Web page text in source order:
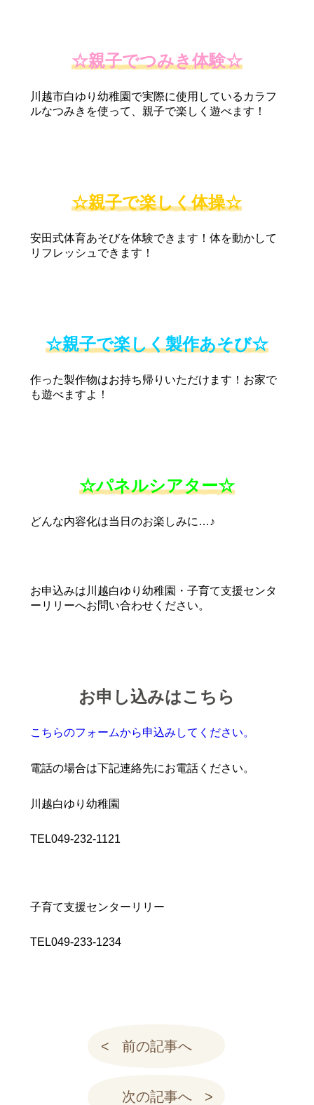
☆親子でつみき体験☆
川越市白ゆり幼稚園で実際に使用しているカラフ
ルなつみきを使って、親子で楽しく遊べます！
☆親子で楽しく体操☆
安田式体育あそびを体験できます！体を動かして
リフレッシュできます！
☆親子で楽しく製作あそび☆
作った製作物はお持ち帰りいただけます！お家で
も遊べますよ！
☆パネルシアター☆
どんな内容化は当日のお楽しみに…♪
お申込みは川越白ゆり幼稚園・子育て支援センタ
ーリリーへお問い合わせください。
お申し込みはこちら
こちらのフォームから申込みしてください。
電話の場合は下記連絡先にお電話ください。
川越白ゆり幼稚園
TEL049-232-1121
子育て支援センターリリー
TEL049-233-1234
前の記事へ
次の記事へ